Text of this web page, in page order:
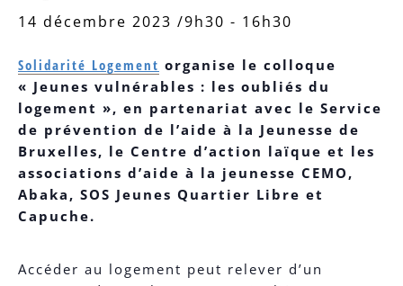
14 décembre 2023 /9h30 - 16h30
Solidarité Logement organise le colloque
« Jeunes vulnérables : les oubliés du
logement », en partenariat avec le Service
de prévention de l’aide à la Jeunesse de
Bruxelles, le Centre d’action laïque et les
associations d’aide à la jeunesse CEMO,
Abaka, SOS Jeunes Quartier Libre et
Capuche.
Accéder au logement peut relever d’un